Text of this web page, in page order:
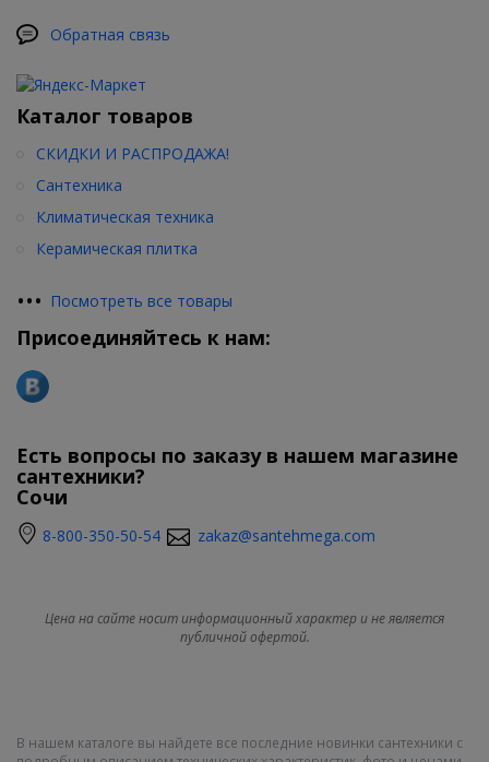
Обратная связь
Каталог товаров
СКИДКИ И РАСПРОДАЖА!
Сантехника
Климатическая техника
Керамическая плитка
••• Посмотреть все товары
Присоединяйтесь к нам:
Есть вопросы по заказу в нашем магазине
сантехники?
Сочи
8-800-350-50-54 zakaz@santehmega.com
Цена на сайте носит информационный характер и не является
публичной офертой.
В нашем каталоге вы найдете все последние новинки сантехники с